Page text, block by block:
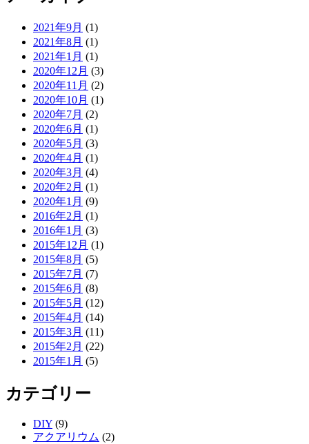
2021年9月 (1)
2021年8月 (1)
2021年1月 (1)
2020年12月 (3)
2020年11月 (2)
2020年10月 (1)
2020年7月 (2)
2020年6月 (1)
2020年5月 (3)
2020年4月 (1)
2020年3月 (4)
2020年2月 (1)
2020年1月 (9)
2016年2月 (1)
2016年1月 (3)
2015年12月 (1)
2015年8月 (5)
2015年7月 (7)
2015年6月 (8)
2015年5月 (12)
2015年4月 (14)
2015年3月 (11)
2015年2月 (22)
2015年1月 (5)
カテゴリー
DIY (9)
アクアリウム (2)